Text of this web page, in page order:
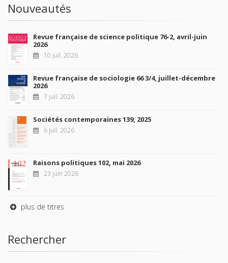
Nouveautés
Revue française de science politique 76-2, avril-juin
2026
10 juil. 2026
Revue française de sociologie 66 3/4, juillet-décembre
2026
7 juil. 2026
Sociétés contemporaines 139, 2025
6 juil. 2026
Raisons politiques 102, mai 2026
23 juin 2026
plus de titres
Rechercher